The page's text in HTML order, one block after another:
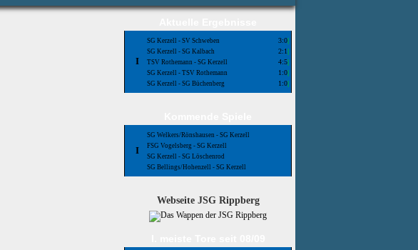
I
SG Kerzell - SV Schweben 3:0|
SG Kerzell - SG Kalbach 2:1|
TSV Rothemann - SG Kerzell 4:5|
SG Kerzell - TSV Rothemann 1:0|
SG Kerzell - SG Büchenberg 1:0|
I
SG Welkers/Rönshausen - SG Kerzell
FSG Vogelsberg - SG Kerzell
SG Kerzell - SG Löschenrod
SG Bellings/Hohenzell - SG Kerzell
Webseite JSG Rippberg